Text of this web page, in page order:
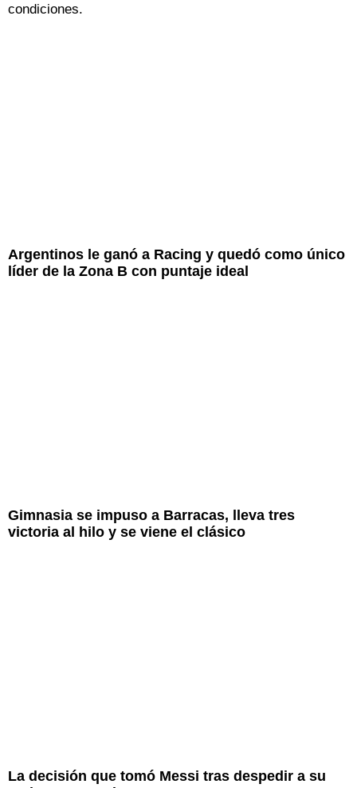
condiciones.
Argentinos le ganó a Racing y quedó como único
líder de la Zona B con puntaje ideal
Gimnasia se impuso a Barracas, lleva tres
victoria al hilo y se viene el clásico
La decisión que tomó Messi tras despedir a su